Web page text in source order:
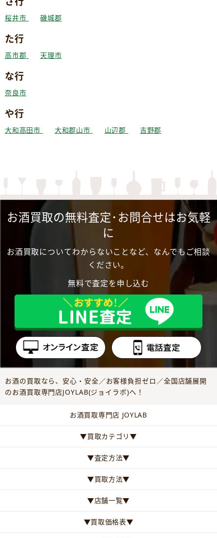
桜井市 磯城郡
た行
高市郡 天理市
な行
奈良市
や行
大和高田市 大和郡山市 山辺郡 吉野郡
お酒買取の無料査定･お問合せはお気軽
に
お酒買取についてわからないことなど、なんでもご相談
ください。
無料で査定を申し込む
お酒の買取なら、安心・安全／お客様負担ゼロ／全国店舗展開
のお酒買取専門店JOYLAB(ジョイラボ)へ！
お酒買取専門店 JOYLAB
▼買取カテゴリ▼
▼査定方法▼
▼買取方法▼
▼店舗一覧▼
▼買取価格表▼